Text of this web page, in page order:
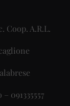
Coop. A.R.L.
091335557